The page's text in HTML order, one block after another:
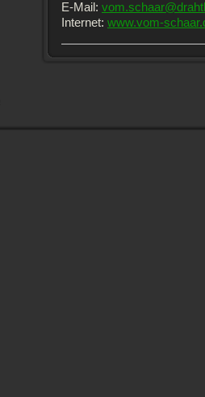
E-Mail:
Internet: www.vom-